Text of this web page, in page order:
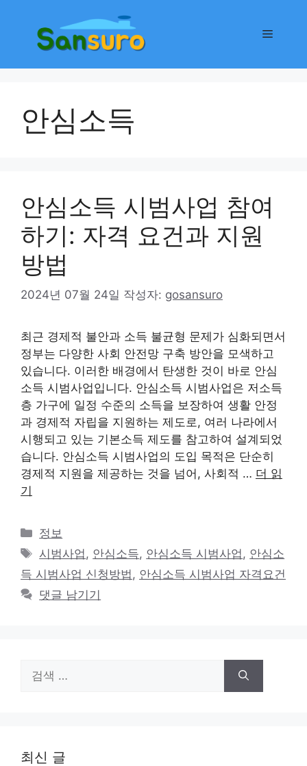
메
안심소득
안심소득 시범사업 참여
하기: 자격 요건과 지원
방법
2024년 07월 24일 작성자: gosansuro
최근 경제적 불안과 소득 불균형 문제가 심화되면서
정부는 다양한 사회 안전망 구축 방안을 모색하고
있습니다. 이러한 배경에서 탄생한 것이 바로 안심
소득 시범사업입니다. 안심소득 시범사업은 저소득
층 가구에 일정 수준의 소득을 보장하여 생활 안정
과 경제적 자립을 지원하는 제도로, 여러 나라에서
시행되고 있는 기본소득 제도를 참고하여 설계되었
습니다. 안심소득 시범사업의 도입 목적은 단순히
경제적 지원을 제공하는 것을 넘어, 사회적 … 더 읽
기
카
테
고
리
정보
태
그
시범사업 , 안심소득, 안심소득 시범사업 , 안심소
득 시범사업 신청방법 , 안심소득 시범사업 자격요건
댓글 남기기
색:
최신 글